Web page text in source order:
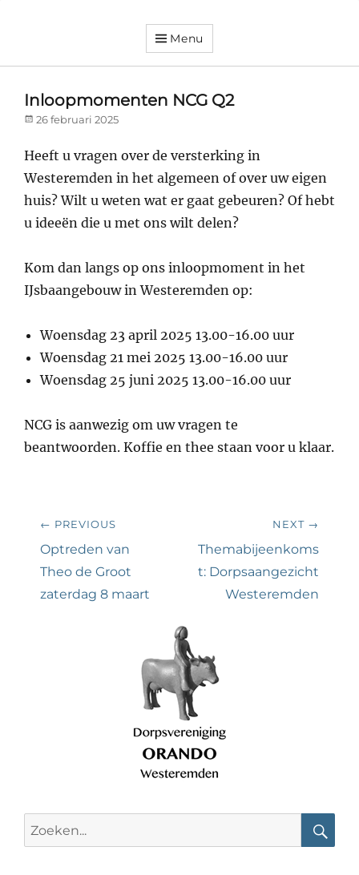
DorpsverenigingMenu
Inloopmomenten NCG Q2
Posted
26 februari 2025
Heeft u vragen over de versterking in
Westeremden in het algemeen of over uw eigen
huis? Wilt u weten wat er gaat gebeuren? Of hebt
u ideeën die u met ons wilt delen?
Kom dan langs op ons inloopmoment in het
IJsbaangebouw in Westeremden op:
Woensdag 23 april 2025 13.00-16.00 uur
Woensdag 21 mei 2025 13.00-16.00 uur
Woensdag 25 juni 2025 13.00-16.00 uur
NCG is aanwezig om uw vragen te
beantwoorden. Koffie en thee staan voor u klaar.
Bericht
navigatie
← PREVIOUS
Previous
post:
Optreden van
Theo de Groot
zaterdag 8 maart
NEXT →
Next
post:
Themabijeenkoms
t: Dorpsaangezicht
Westeremden
for: